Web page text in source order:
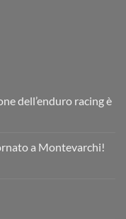
dell’enduro racing è
a Montevarchi!